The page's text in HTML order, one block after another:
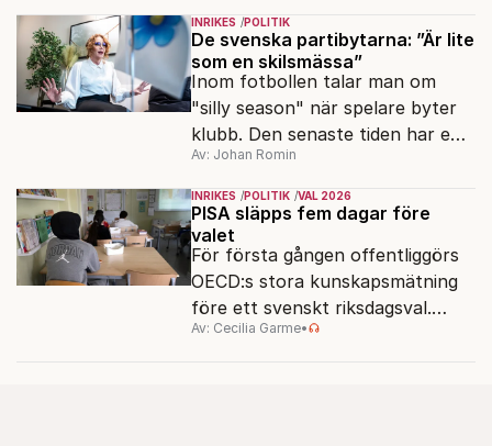
ser sin chans att pressa
Tidösidan.
INRIKES POLITIK
De svenska partibytarna: ”Är lite
som en skilsmässa”
Inom fotbollen talar man om
"silly season" när spelare byter
klubb. Den senaste tiden har en
rad svenska politiker bytt parti –
men varför, och vad skiljer
partiernas interna kulturer åt?
Av: Johan Romin
INRIKES POLITIK VAL 2026
PISA släpps fem dagar före
valet
För första gången offentliggörs
OECD:s stora kunskapsmätning
före ett svenskt riksdagsval.
Resultatet kan ge skolfrågan ny
Av: Cecilia Garme•